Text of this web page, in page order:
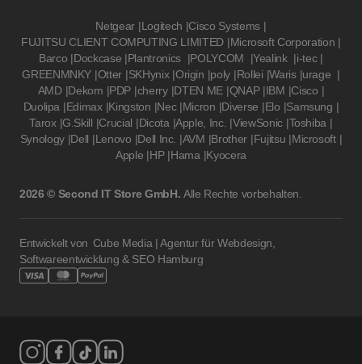
Netgear |Logitech |Cisco Systems |
FUJITSU CLIENT COMPUTING LIMITED |Microsoft Corporation |
Barco |Dockcase |Plantronics |POLYCOM |Yealink |i-tec |
GREENMNKY |Otter |SKHynix |Origin |poly |Rollei |Waris |urage |
AMD |Dekom |PDP |cherry |DTEN ME |QNAP |IBM |Cisco |
Duolipa |Edimax |Kingston |Nec |Micron |Diverse |Elo |Samsung |
Tarox |G.Skill |Crucial |Dicota |Apple, Inc. |ViewSonic |Toshiba |
Synology |Dell |Lenovo |Dell Inc. |AVM |Brother |Fujitsu |Microsoft |
Apple |HP |Hama |Kyocera
2026 © Second IT Store GmbH. Alle Rechte vorbehalten.
Entwickelt von Cube Media | Agentur für Webdesign,
Softwareentwicklung & SEO Hamburg